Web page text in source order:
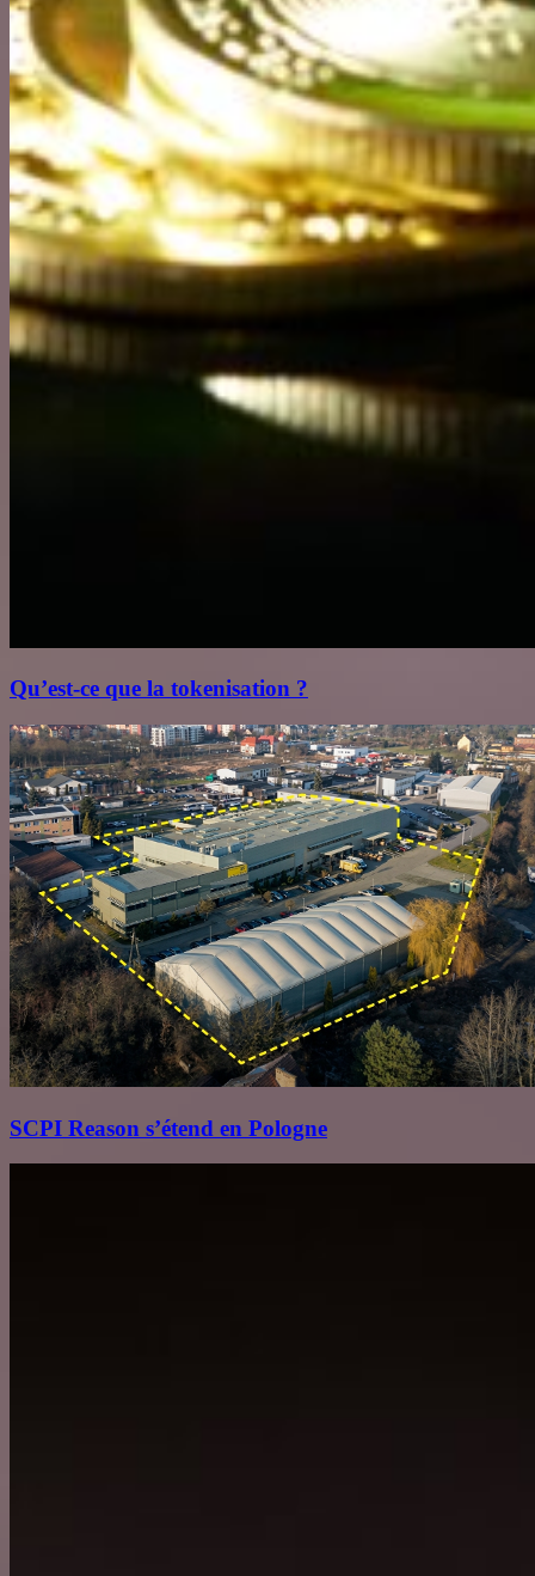
Qu’est‑ce que la tokenisation ?
SCPI Reason s’étend en Pologne